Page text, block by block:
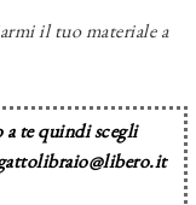
il tuo materiale a
te quindi scegli